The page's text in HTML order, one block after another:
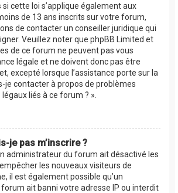
cette loi s’applique également aux
de 13 ans inscrits sur votre forum,
de contacter un conseiller juridique qui
Veuillez noter que phpBB Limited et
de ce forum ne peuvent pas vous
légale et ne doivent donc pas être
excepté lorsque l’assistance porte sur la
je contacter à propos de problèmes
légaux liés à ce forum ? ».
je pas m’inscrire ?
administrateur du forum ait désactivé les
les nouveaux visiteurs de
il est également possible qu’un
ait banni votre adresse IP ou interdit